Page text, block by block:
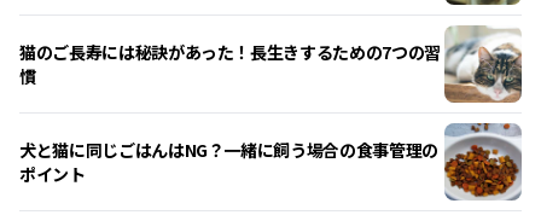
猫のご長寿には秘訣があった！長生きするための7つの習
慣
犬と猫に同じごはんはNG？一緒に飼う場合の食事管理の
ポイント